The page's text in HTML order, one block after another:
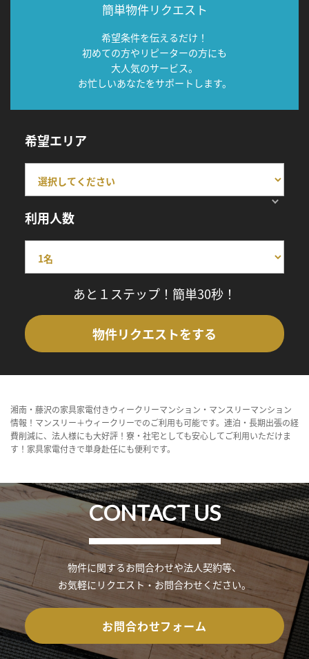
簡単物件リクエスト
希望条件を伝えるだけ！
初めての方やリピーターの方にも
大人気のサービス。
お忙しいあなたをサポートします。
希望エリア
利用人数
あと１ステップ！簡単30秒！
物件リクエストをする
湘南・藤沢の家具家電付きウィークリーマンション・マンスリーマンション
情報！マンスリー＋ウィークリーでのご利用も可能です。連泊・長期出張の経
費削減に、法人様にも大好評！寮・社宅としても安心してご利用いただけま
す！家具家電付きで単身赴任にも便利です。
CONTACT US
物件に関するお問合わせや法人契約等、
お気軽にリクエスト・お問合わせください。
お問合わせフォーム